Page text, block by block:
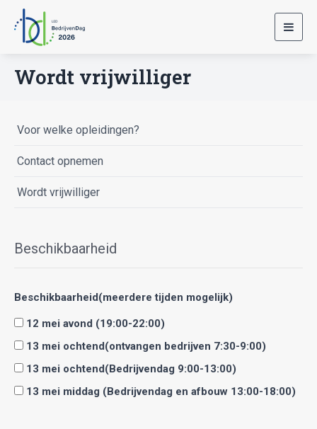
Wordt vrijwilliger
Voor welke opleidingen?
Contact opnemen
Wordt vrijwilliger
Beschikbaarheid
Beschikbaarheid(meerdere tijden mogelijk)
12 mei avond (19:00-22:00)
13 mei ochtend(ontvangen bedrijven 7:30-9:00)
13 mei ochtend(Bedrijvendag 9:00-13:00)
13 mei middag (Bedrijvendag en afbouw 13:00-18:00)